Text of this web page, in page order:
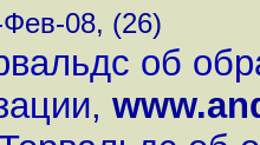
08, (26)
об
,